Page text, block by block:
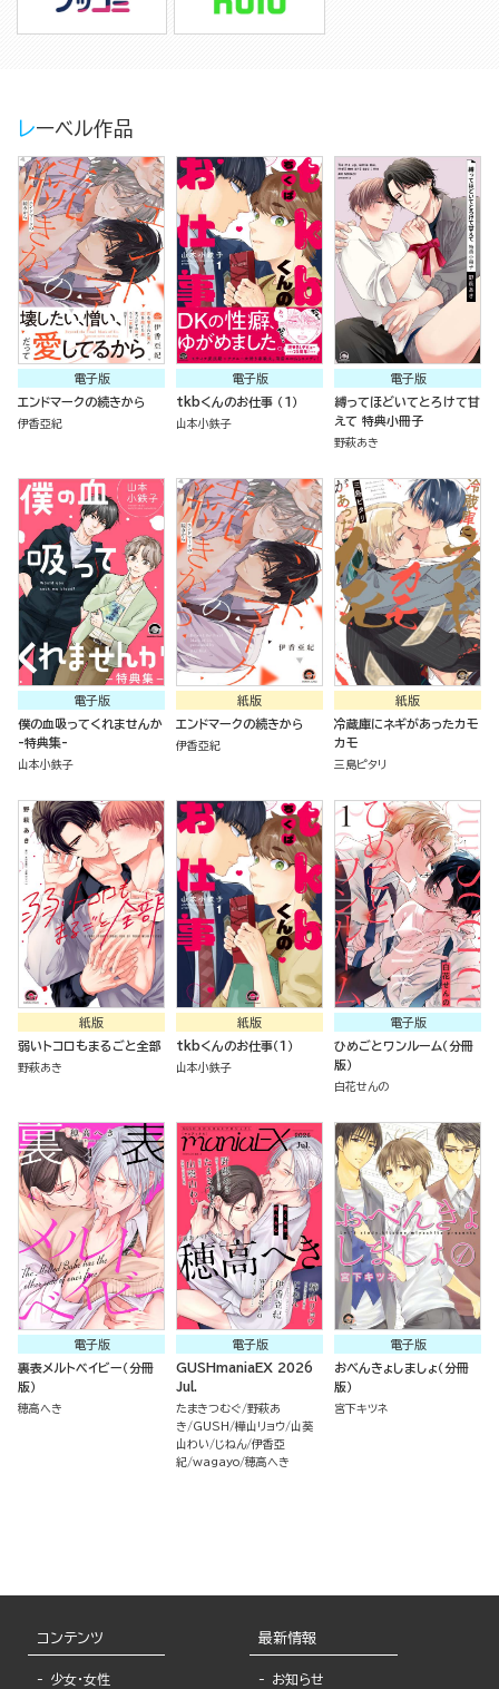
レーベル作品
電子版
エンドマークの続きから
伊香亞紀
電子版
tkbくんのお仕事 （1）
山本小鉄子
電子版
縛ってほどいてとろけて甘
えて 特典小冊子
野萩あき
電子版
僕の血吸ってくれませんか
-特典集-
山本小鉄子
紙版
エンドマークの続きから
伊香亞紀
紙版
冷蔵庫にネギがあったカモ
カモ
三島ピタリ
紙版
弱いトコロもまるごと全部
野萩あき
紙版
tkbくんのお仕事（１）
山本小鉄子
電子版
ひめごとワンルーム（分冊
版）
白花せんの
電子版
裏表メルトベイビー（分冊
版）
穂高へき
電子版
GUSHmaniaEX 2026
Jul.
たまきつむぐ 野萩あ
き
GUSH 樺山リョウ 山葵
山わい
じねん 伊香亞
紀 wagayo 穂高へき
電子版
おべんきょしましょ（分冊
版）
宮下キツネ
コンテンツ
少女・女性
最新情報
お知らせ